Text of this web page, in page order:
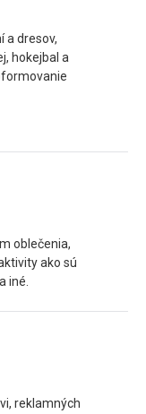
a dresov,
hokejbal a
oblečenia,
ako sú
iné.
reklamných